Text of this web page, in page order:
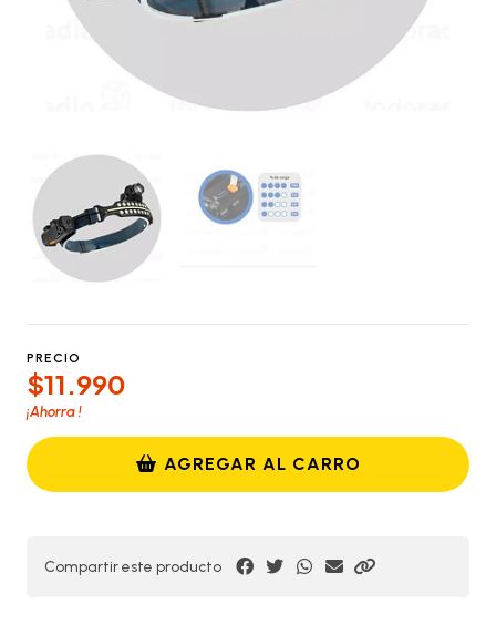
PRECIO
$11.990
¡Ahorra!
AGREGAR AL CARRO
Compartir este producto